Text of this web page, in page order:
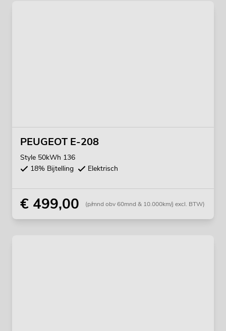
PEUGEOT E-208
Style 50kWh 136
18% Bijtelling
Elektrisch
€ 499,00 (p/mnd obv 60mnd & 10.000km/j excl. BTW)